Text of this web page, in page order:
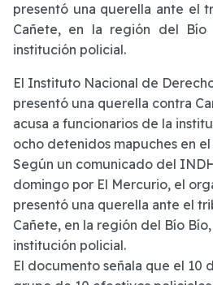
presentó una querella ante el
Cañete, en la región del
institución policial.
El Instituto Nacional de
presentó una querella contra
acusa a funcionarios de la
ocho detenidos mapuches en el
Según un comunicado del
domingo por El Mercurio, el
presentó una querella ante el
Cañete, en la región del Bío
institución policial.
El documento señala que el 10